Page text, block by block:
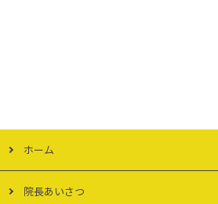
ホーム
院長あいさつ